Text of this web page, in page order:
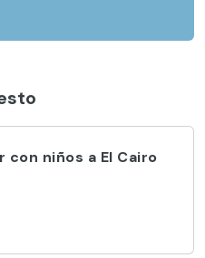
con niños a El Cairo